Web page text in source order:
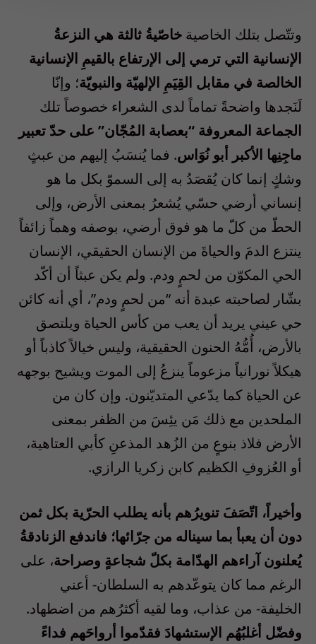
وتتّصل بتلك الخاصية خاصّيةُ ثالثة هي النزعةُ
الإنسانية التي ترمي إلى الإرتفاع بالقيمِ الإنسانية
الخالصة في مقابل القِيَمِ الإلهيّة والنبويّة؛ وإنّا
لَنَجدها واضحةً تماماً لدى الشعراء خصوصاً تلك
الجماعة المعروفة “بعصابة المُجّان” على حدّ تعبير
ماجِنِها الأكبر أبو نُوَاس. فما يُنسَبُ إليهم من عبثٍ
وشكٍ إنما كان يُقصَدُ به إلى السموّ بكل ما هو
إنساني أرضي حسّي يُشعرُ بمعنى الأرض، وإلى
الحطّ من كلّ ما هو فوق أرضي، بوصفه وهماً زائفاً
ينتزع الدمَ والحياةَ من الإنسان الحقيقي، الإنسان
الحي المكوّن من لحمٍ ودم. ولم يكن عبثاً أن أكّد
بشّار لصاحبته عبدة أنه “من لحمٍ ودم”، أي أنه كائن
حي عيني يريد أن يعب من كأس الحياة ويلتصق
بالأرض، أُمُّهُ الحنون الحقيقية، وليس خيالاً كاذباً أو
هيكلاً نورانياً مزعوماً ينزعُ إلى الموت ويشيح بوجهه
عن الحياة كما يدّعي المتديّنون. وإن كان من
الملحدين مع ذلك مَن يئِسَ من الظفر بمعنى
الأرض فلاذ بنوعٍ من الزُهد المذعنِ كأبي العتاهية،
أو العُزوفِ الكظيم كابن زكريا الرازي.
وأخيراً، اتّصَفَ تنويرُهم بأنه يطلب الحرّية بكل ثمن
دون أن يعبأ بما سيناله من جرّائها؛ فاندفع الزنادقةُ
يُعلنون آراءهم الهدّامة بكلّ شجاعةٍ وصراحة، على
الرغم مما كان يتوعّدهم به السلطان- أعني
الخليفة- من عذاب، وما لقيه أكثرُهم من اضطهاد.
وفضّل أغلبُهُم الإستشهادَ فقدّموا أرواحَهم فداءً